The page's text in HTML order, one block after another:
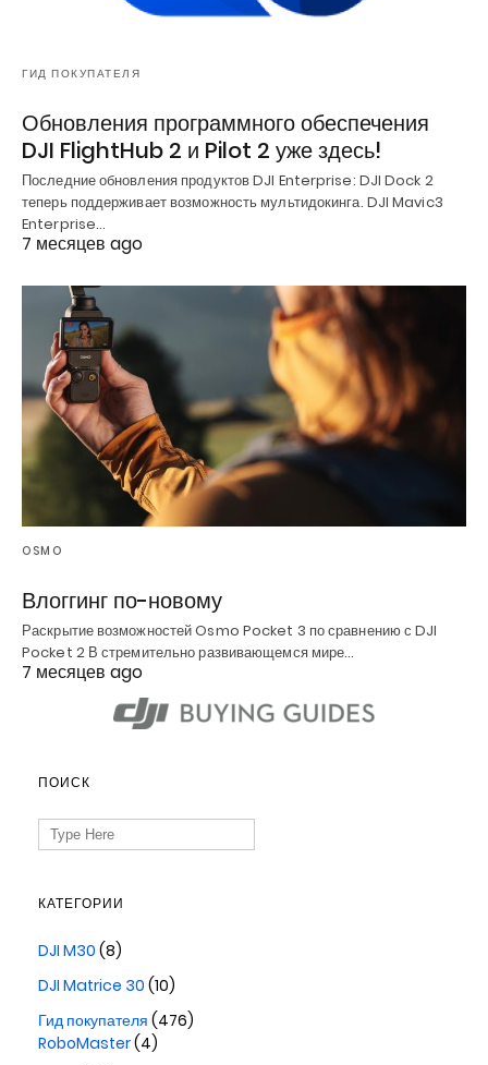
ГИД ПОКУПАТЕЛЯ
Обновления программного обеспечения
DJI FlightHub 2 и Pilot 2 уже здесь!
Последние обновления продуктов DJI Enterprise: DJI Dock 2
теперь поддерживает возможность мультидокинга. DJI Mavic3
Enterprise…
7 месяцев ago
OSMO
Влоггинг по-новому
Раскрытие возможностей Osmo Pocket 3 по сравнению с DJI
Pocket 2 В стремительно развивающемся мире…
7 месяцев ago
ПОИСК
Search
for:
КАТЕГОРИИ
DJI M30 (8)
DJI Matrice 30 (10)
Гид покупателя (476)
RoboMaster(4)